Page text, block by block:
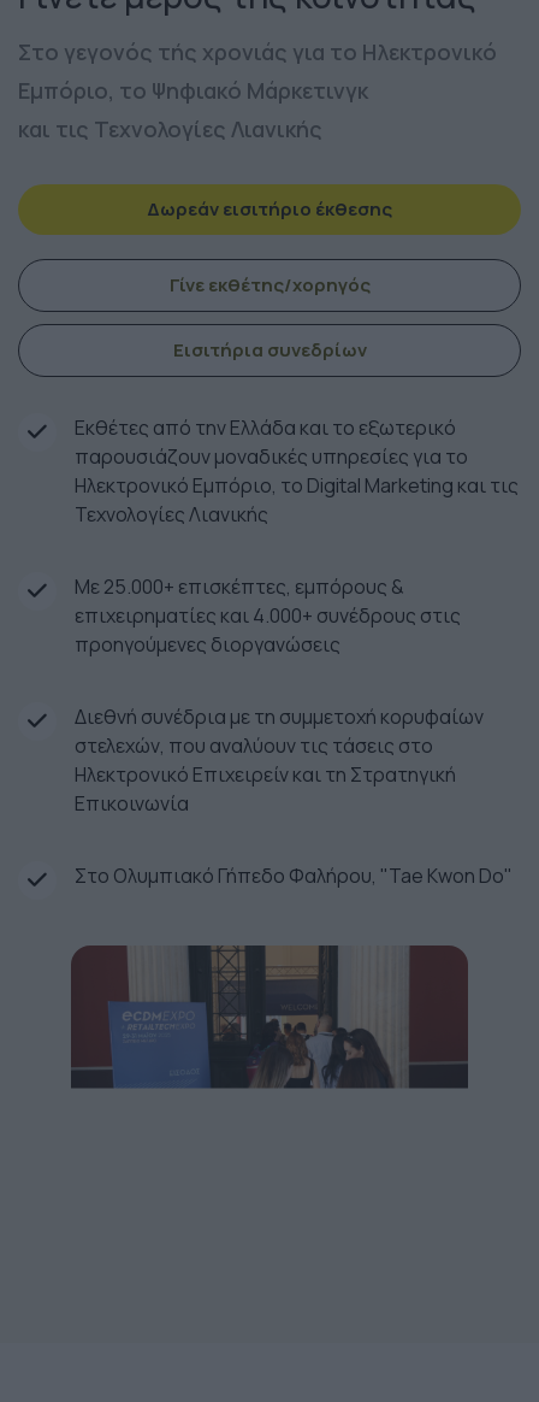
Στο γεγονός τής χρονιάς για το Ηλεκτρονικό
Εμπόριο, το Ψηφιακό Μάρκετινγκ
και τις Τεχνολογίες Λιανικής
Δωρεάν εισιτήριο έκθεσης
Γίνε εκθέτης/χορηγός
Εισιτήρια συνεδρίων
Εκθέτες από την Ελλάδα και το εξωτερικό
παρουσιάζουν μοναδικές υπηρεσίες για το
Ηλεκτρονικό Εμπόριο, το Digital Marketing και τις
Τεχνολογίες Λιανικής
Με 25.000+ επισκέπτες, εμπόρους &
επιχειρηματίες και 4.000+ συνέδρους στις
προηγούμενες διοργανώσεις
Διεθνή συνέδρια με τη συμμετοχή κορυφαίων
στελεχών, που αναλύουν τις τάσεις στο
Ηλεκτρονικό Επιχειρείν και τη Στρατηγική
Επικοινωνία
Στο Ολυμπιακό Γήπεδο Φαλήρου, "Tae Kwon Do"